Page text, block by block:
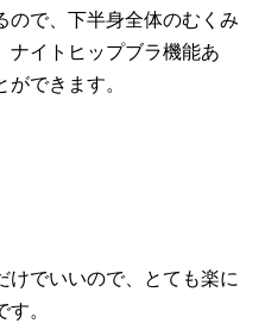
ので、下半身全体のむくみ
ナイトヒップブラ機能あ
できます。
けでいいので、とても楽に
。